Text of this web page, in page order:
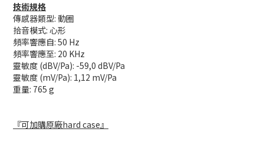
技術規格
傳感器類型: 動圈
拾音模式: 心形
頻率響應自: 50 Hz
頻率響應至: 20 KHz
靈敏度 (dBV/Pa): -59,0 dBV/Pa
靈敏度 (mV/Pa): 1,12 mV/Pa
重量: 765 g
『可加購原廠hard case』